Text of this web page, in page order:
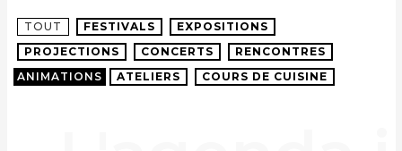
TOUT FESTIVALS
EXPOSITIONS
PROJECTIONS
CONCERTS
RENCONTRES
ANIMATIONS
ATELIERS COURS DE CUISINE